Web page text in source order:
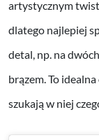
artystycznym
dlatego najlepiej
detal, np. na
brązem. To
szukają w niej